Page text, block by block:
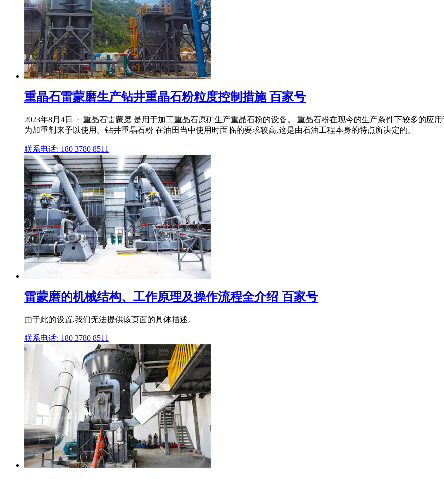
重晶石雷蒙磨生产钻井重晶石粉粒度控制措施 百家号
2023年8月4日 · 重晶石雷蒙磨 是用于加工重晶石原矿生产重晶石粉的设备。 重晶石粉在现今的生产条件下较多的应
为加重剂来予以使用。钻井重晶石粉 在油田当中使用时面临的要求较高,这是由石油工程本身的特点所决定的。
联系电话: 180 3780 8511
雷蒙磨的机械结构、工作原理及操作流程全介绍 百家号
由于此的设置,我们无法提供该页面的具体描述。
联系电话: 180 3780 8511